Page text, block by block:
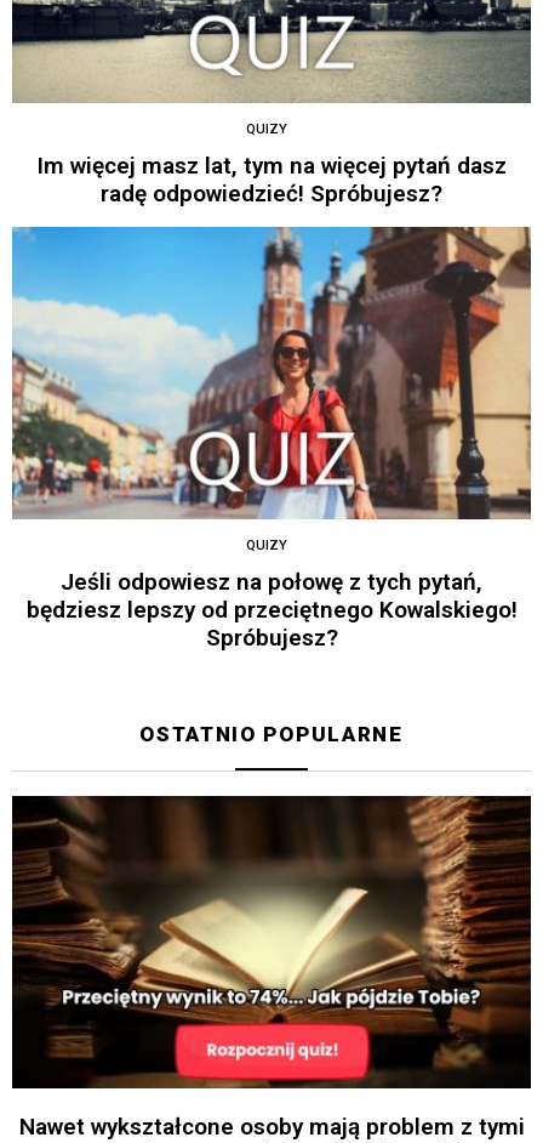
QUIZY
Im więcej masz lat, tym na więcej pytań dasz
radę odpowiedzieć! Spróbujesz?
QUIZY
Jeśli odpowiesz na połowę z tych pytań,
będziesz lepszy od przeciętnego Kowalskiego!
Spróbujesz?
OSTATNIO POPULARNE
Nawet wykształcone osoby mają problem z tymi